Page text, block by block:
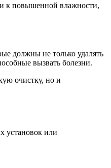
к повышенной влажности,
должны не только удалять
вызвать болезни.
очистку, но и
установок или